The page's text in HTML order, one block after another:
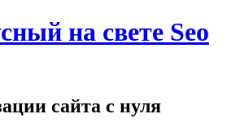
на свете Seo
сайта с нуля